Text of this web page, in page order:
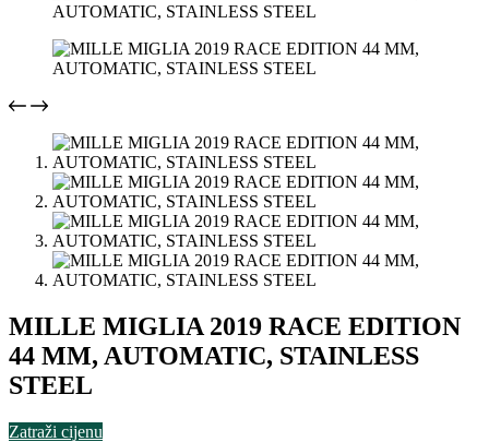
MILLE MIGLIA 2019 RACE EDITION
44 MM, AUTOMATIC, STAINLESS
STEEL
Zatraži cijenu